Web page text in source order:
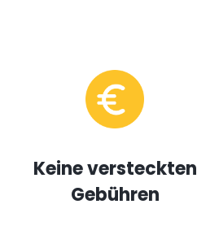
Keine versteckten
Gebühren